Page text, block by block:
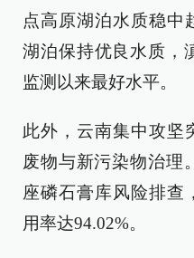
点高原湖泊水质稳中
湖泊保持优良水质，
监测以来最好水平。
此外，云南集中攻坚
废物与新污染物治理
座磷石膏库风险排查
用率达94.02%。